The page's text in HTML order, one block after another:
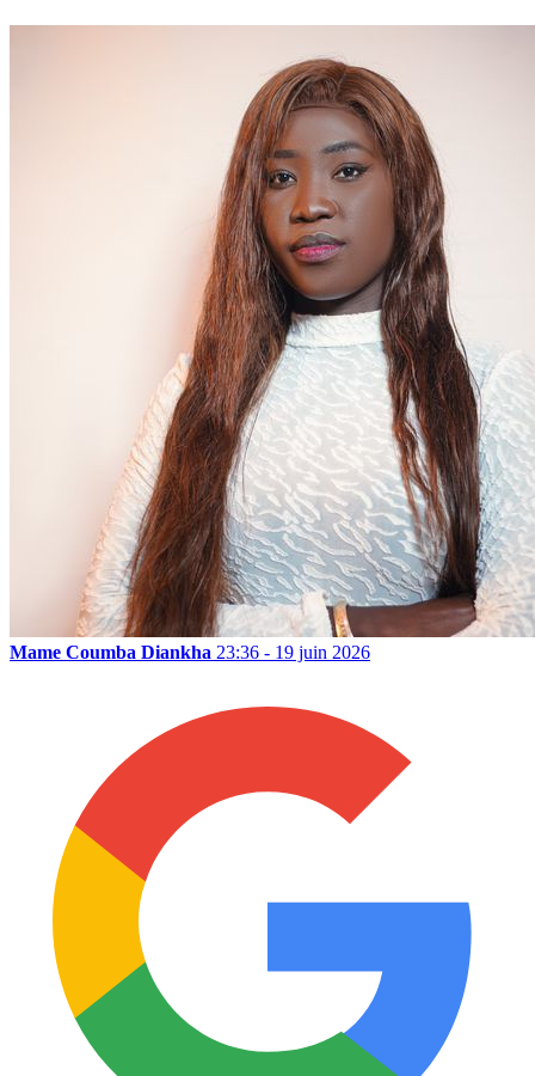
Mame Coumba Diankha 23:36 - 19 juin 2026